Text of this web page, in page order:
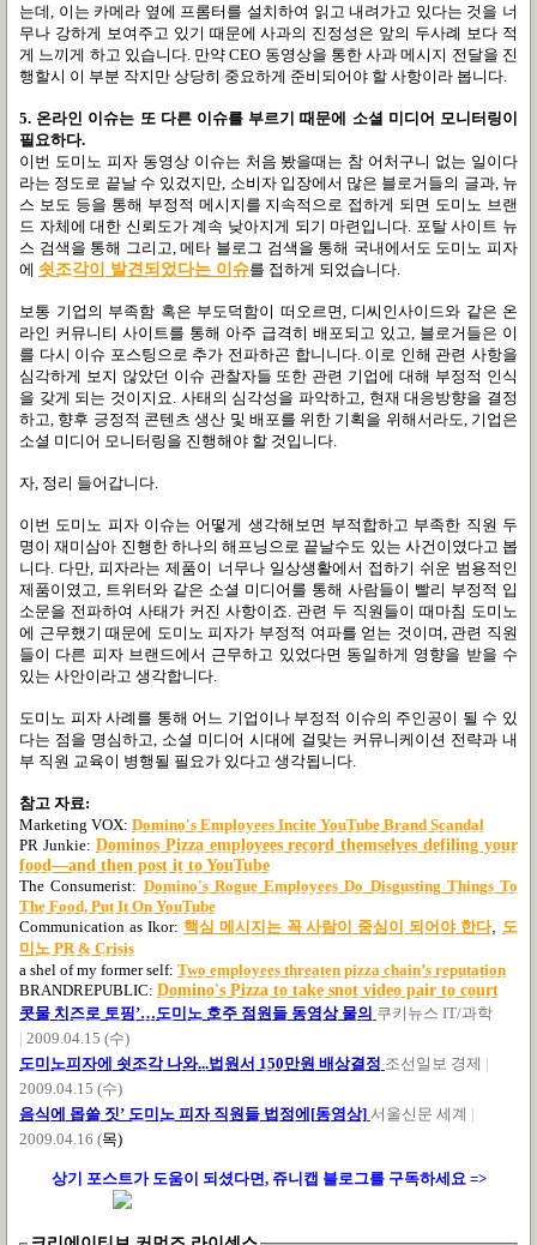
는데, 이는 카메라 옆에 프롬터를 설치하여 읽고 내려가고 있다는 것을 너
무나 강하게 보여주고 있기 때문에 사과의 진정성은 앞의 두사례 보다 적
게 느끼게 하고 있습니다. 만약 CEO 동영상을 통한 사과 메시지 전달을 진
행할시 이 부분 작지만 상당히 중요하게 준비되어야 할 사항이라 봅니다.
5. 온라인 이슈는 또 다른 이슈를 부르기 때문에 소셜 미디어 모니터링이
필요하다.
이번 도미노 피자 동영상 이슈는 처음 봤을때는 참 어처구니 없는 일이다
라는 정도로 끝날 수 있겄지만, 소비자 입장에서 많은 블로거들의 글과, 뉴
스 보도 등을 통해 부정적 메시지를 지속적으로 접하게 되면 도미노 브랜
드 자체에 대한 신뢰도가 계속 낮아지게 되기 마련입니다. 포탈 사이트 뉴
스 검색을 통해 그리고,메타 블로그 검색을 통해 국내에서도 도미노 피자
에 쇳조각이 발견되었다는 이슈를 접하게 되었습니다.
보통 기업의 부족함 혹은 부도덕함이 떠오르면, 디씨인사이드와 같은 온
라인 커뮤니티 사이트를 통해 아주 급격히 배포되고 있고, 블로거들은 이
를 다시 이슈 포스팅으로 추가 전파하곤 합니니다. 이로 인해 관련 사항을
심각하게 보지 않았던 이슈 관찰자들 또한 관련 기업에 대해 부정적 인식
을 갖게 되는 것이지요. 사태의 심각성을 파악하고, 현재 대응방향을 결정
하고, 향후 긍정적 콘텐츠 생산 및 배포를 위한 기획을 위해서라도, 기업은
소셜 미디어 모니터링을 진행해야 할 것입니다.
자, 정리 들어갑니다.
이번 도미노 피자 이슈는 어떻게 생각해보면 부적합하고 부족한 직원 두
명이 재미삼아 진행한 하나의 해프닝으로 끝날수도 있는 사건이였다고 봅
니다. 다만,피자라는 제품이 너무나 일상생활에서 접하기 쉬운 범용적인
제품이였고, 트위터와 같은 소셜 미디어를 통해 사람들이 빨리 부정적 입
소문을 전파하여 사태가 커진 사항이죠. 관련 두 직원들이 때마침 도미노
에 근무했기 때문에 도미노 피자가 부정적 여파를 얻는 것이며, 관련 직원
들이 다른 피자 브랜드에서 근무하고 있었다면 동일하게 영향을 받을 수
있는 사안이라고 생각합니다.
도미노 피자 사례를 통해 어느 기업이나 부정적 이슈의 주인공이 될 수 있
다는 점을 명심하고, 소셜 미디어 시대에 걸맞는 커뮤니케이션 전략과 내
부 직원 교육이 병행될 필요가 있다고 생각됩니다.
참고 자료:
Marketing VOX: Domino's Employees Incite YouTube Brand Scandal
PR Junkie: Dominos Pizza employees record themselves defiling your
food—and then post it to YouTube
The Consumerist: Domino's Rogue Employees Do Disgusting Things To
The Food, Put It On YouTube
Communication as Ikor: 핵심 메시지는 꼭 사람이 중심이 되어야 한다, 도
미노 PR & Crisis
a shel of my former self: Two employees threaten pizza chain’s reputation
BRANDREPUBLIC: Domino's Pizza to take snot video pair to court
콧물 치즈로 토핑’…도미노 호주 점원들 동영상 물의 쿠키뉴스 IT/과학
| 2009.04.15 (수)
도미노피자에 쇳조각 나와...법원서 150만원 배상결정 조선일보 경제 |
2009.04.15 (수)
음식에 몹쓸 짓’ 도미노 피자 직원들 법정에[동영상] 서울신문 세계 |
2009.04.16 (목)
상기 포스트가 도움이 되셨다면, 쥬니캡 블로그를 구독하세요 =>